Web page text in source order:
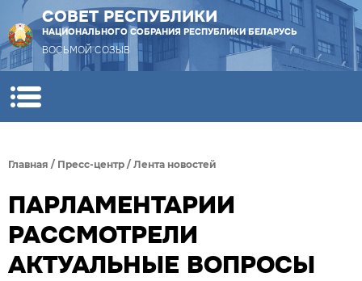
СОВЕТ РЕСПУБЛИКИ
НАЦИОНАЛЬНОГО СОБРАНИЯ РЕСПУБЛИКИ БЕЛАРУСЬ
ВОСЬМОЙ СОЗЫВ
Главная / Пресс-центр / Лента новостей
ПАРЛАМЕНТАРИИ
РАССМОТРЕЛИ
АКТУАЛЬНЫЕ ВОПРОСЫ